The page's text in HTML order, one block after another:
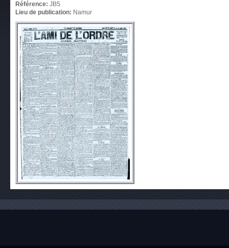
Référence: JB5
Lieu de publication: Namur